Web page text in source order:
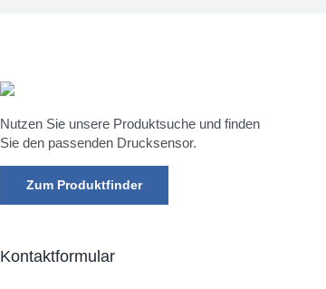
Nutzen Sie unsere Produktsuche und finden
Sie den passenden Drucksensor.
Zum Produktfinder
Kontaktformular